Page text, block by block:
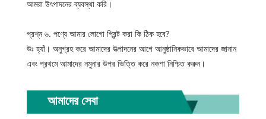
আমরা উৎপাদনের ব্যবস্থা করি।
প্রশ্ন ৬. পণ্যে আমার লোগো প্রিন্ট করা কি ঠিক হবে?
উঃ হ্যাঁ। অনুগ্রহ করে আমাদের উত্পাদনের আগে আনুষ্ঠানিকভাবে আমাদের জানান
এবং প্রথমে আমাদের নমুনার উপর ভিত্তি করে নকশা নিশ্চিত করুন।
আমাদের সেবা